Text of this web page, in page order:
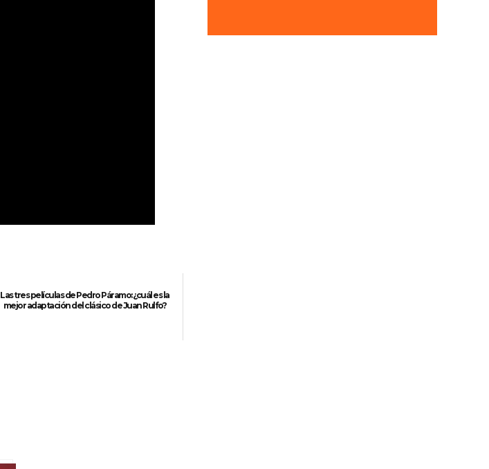
Las tres películas de Pedro Páramo: ¿cuál es la
mejor adaptación del clásico de Juan Rulfo?